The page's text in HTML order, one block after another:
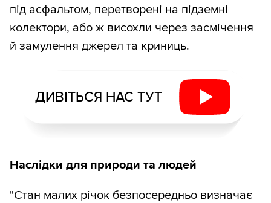
під асфальтом, перетворені на підземні
колектори, або ж висохли через засмічення
й замулення джерел та криниць.
ДИВІТЬСЯ НАС ТУТ
Наслідки для природи та людей
"Стан малих річок безпосередньо визначає